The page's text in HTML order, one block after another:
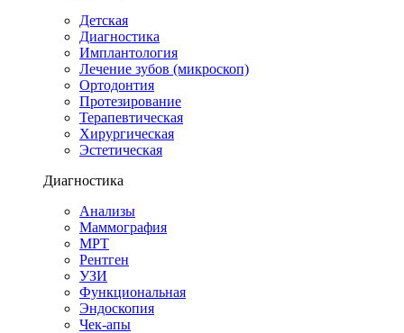
Детская
Диагностика
Имплантология
Лечение зубов (микроскоп)
Ортодонтия
Протезирование
Терапевтическая
Хирургическая
Эстетическая
Диагностика
Анализы
Маммография
МРТ
Рентген
УЗИ
Функциональная
Эндоскопия
Чек-апы